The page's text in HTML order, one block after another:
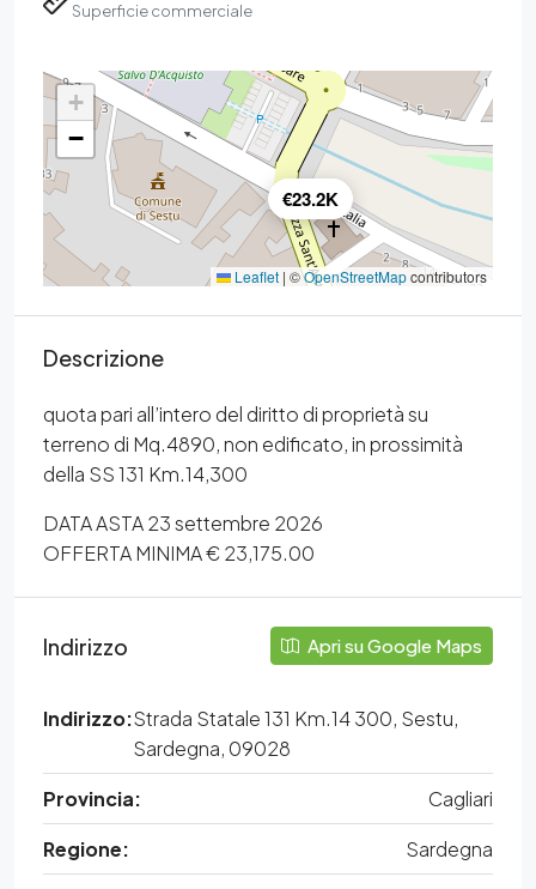
Superficie commerciale
€23.2K
+
−
Leaflet | ©OpenStreetMapcontributors
Descrizione
quota pari all’intero del diritto di proprietà su
terreno di Mq.4890, non edificato, in prossimità
della SS 131 Km.14,300
DATA ASTA 23 settembre 2026
OFFERTA MINIMA € 23,175.00
Indirizzo Apri su Google Maps
Indirizzo:Strada Statale 131 Km.14 300, Sestu,
Sardegna, 09028
Provincia:
Cagliari
Regione:
Sardegna